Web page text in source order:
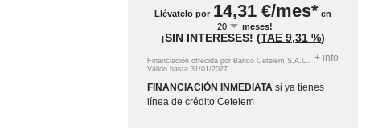
Llévatelo por 14,31 €/mes* en
meses!
¡SIN INTERESES!(TAE9,31 %)
Financiación ofrecida por Banco Cetelem S.A.U.
Válido hasta31/01/2027
+ info
FINANCIACIÓN INMEDIATA si ya tienes
línea de crédito Cetelem